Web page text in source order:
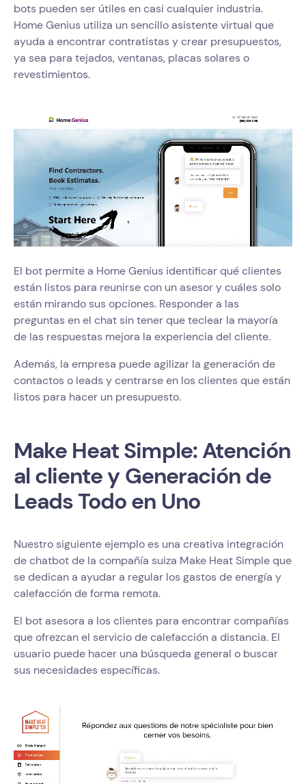
bots pueden ser útiles en casi cualquier industria.
Home Genius utiliza un sencillo asistente virtual que
ayuda a encontrar contratistas y crear presupuestos,
ya sea para tejados, ventanas, placas solares o
revestimientos.
El bot permite a Home Genius identificar qué clientes
están listos para reunirse con un asesor y cuáles solo
están mirando sus opciones. Responder a las
preguntas en el chat sin tener que teclear la mayoría
de las respuestas mejora la experiencia del cliente.
Además, la empresa puede agilizar la generación de
contactos o leads y centrarse en los clientes que están
listos para hacer un presupuesto.
Make Heat Simple: Atención
al cliente y Generación de
Leads Todo en Uno
Nuestro siguiente ejemplo es una creativa integración
de chatbot de la compañía suiza Make Heat Simple que
se dedican a ayudar a regular los gastos de energía y
calefacción de forma remota.
El bot asesora a los clientes para encontrar compañías
que ofrezcan el servicio de calefacción a distancia. El
usuario puede hacer una búsqueda general o buscar
sus necesidades específicas.